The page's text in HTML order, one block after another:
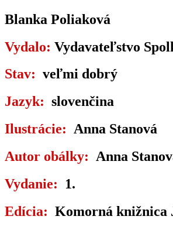
Blanka Poliaková
Vydalo: Vydavateľstvo
Stav: veľmi dobrý
Jazyk: slovenčina
Ilustrácie: Anna Stanová
Autor obálky: Anna
Vydanie: 1.
Edícia: Komorná knižnica